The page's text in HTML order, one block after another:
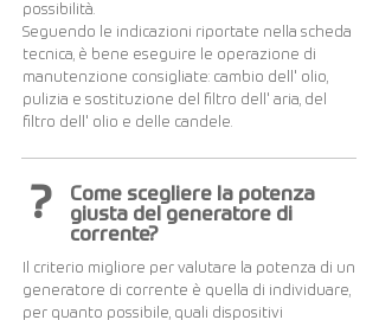
possibilità.
Seguendo le indicazioni riportate nella scheda
tecnica, è bene eseguire le operazione di
manutenzione consigliate: cambio dell' olio,
pulizia e sostituzione del filtro dell' aria, del
filtro dell' olio e delle candele.
?
Come scegliere la potenza
giusta del generatore di
corrente?
Il criterio migliore per valutare la potenza di un
generatore di corrente è quella di individuare,
per quanto possibile, quali dispositivi